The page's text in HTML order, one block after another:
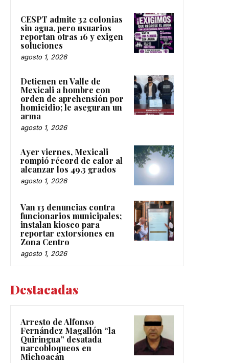
CESPT admite 32 colonias
sin agua, pero usuarios
reportan otras 16 y exigen
soluciones
agosto 1, 2026
Detienen en Valle de
Mexicali a hombre con
orden de aprehensión por
homicidio; le aseguran un
arma
agosto 1, 2026
Ayer viernes, Mexicali
rompió récord de calor al
alcanzar los 49.3 grados
agosto 1, 2026
Van 13 denuncias contra
funcionarios municipales;
instalan kiosco para
reportar extorsiones en
Zona Centro
agosto 1, 2026
Destacadas
Arresto de Alfonso
Fernández Magallón “la
Quiringua” desatada
narcobloqueos en
Michoacán